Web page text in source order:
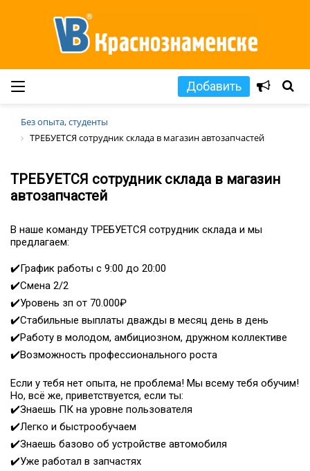
Добавить
Без опыта, студенты
ТРЕБУЕТСЯ сотрудник склада в магазин автозапчастей
ТРЕБУЕТСЯ сотрудник склада в магазин
автозапчастей
В наше команду ТРЕБУЕТСЯ сотрудник склада и мы
предлагаем:
✔️График работы с 9:00 до 20:00
✔️Смена 2/2
✔️Уровень зп от 70.000₽
✔️Стабильные выплаты дважды в месяц день в день
✔️Работу в молодом, амбициозном, дружном коллективе
✔️Возможность профессионального роста
Если у тебя нет опыта, не проблема! Мы всему тебя обучим!
Но, всё же, приветствуется, если ты:
✔️Знаешь ПК на уровне пользователя
✔️Легко и быстрообучаем
✔️Знаешь базово об устройстве автомобиля
✔️Уже работал в запчастях